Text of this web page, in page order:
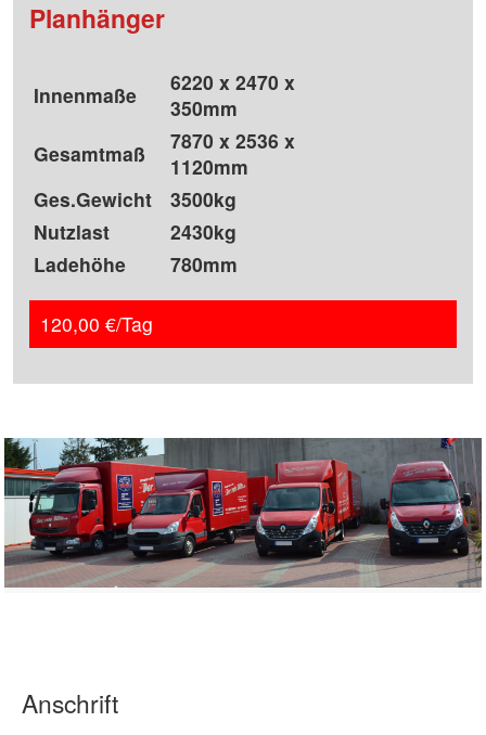
Planhänger
Innenmaße
6220 x 2470 x
350mm
Gesamtmaß
7870 x 2536 x
1120mm
Ges.Gewicht
3500kg
Nutzlast
2430kg
Ladehöhe
780mm
120,00 €/Tag
Anschrift